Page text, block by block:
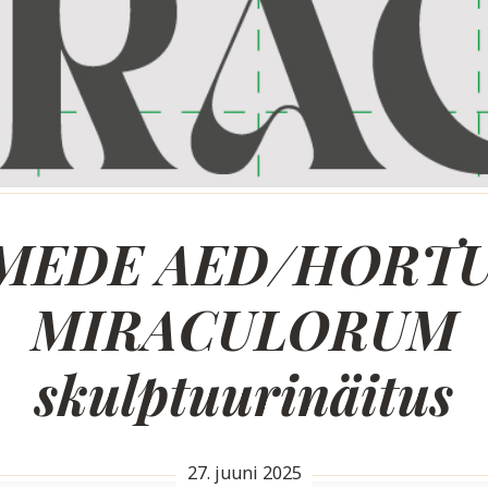
AED/
MIRACULORUM
skulptuurinäitus
27. juuni 2025